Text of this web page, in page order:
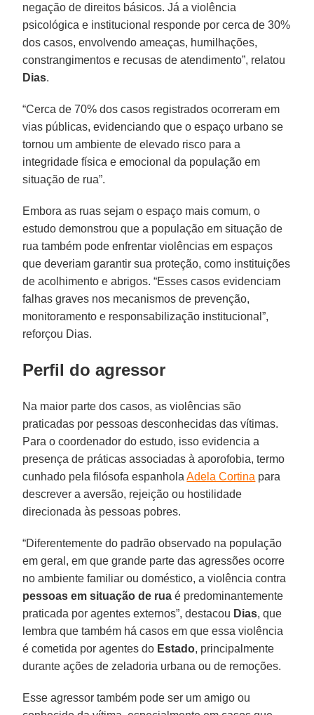
negação de direitos básicos. Já a violência
psicológica e institucional responde por cerca de 30%
dos casos, envolvendo ameaças, humilhações,
constrangimentos e recusas de atendimento”, relatou
Dias.
“Cerca de 70% dos casos registrados ocorreram em
vias públicas, evidenciando que o espaço urbano se
tornou um ambiente de elevado risco para a
integridade física e emocional da população em
situação de rua”.
Embora as ruas sejam o espaço mais comum, o
estudo demonstrou que a população em situação de
rua também pode enfrentar violências em espaços
que deveriam garantir sua proteção, como instituições
de acolhimento e abrigos. “Esses casos evidenciam
falhas graves nos mecanismos de prevenção,
monitoramento e responsabilização institucional”,
reforçou Dias.
Perfil do agressor
Na maior parte dos casos, as violências são
praticadas por pessoas desconhecidas das vítimas.
Para o coordenador do estudo, isso evidencia a
presença de práticas associadas à aporofobia, termo
cunhado pela filósofa espanholaAdela Cortina para
descrever a aversão, rejeição ou hostilidade
direcionada às pessoas pobres.
“Diferentemente do padrão observado na população
em geral, em que grande parte das agressões ocorre
no ambiente familiar ou doméstico, a violência contra
pessoas em situação de rua é predominantemente
praticada por agentes externos”, destacou Dias, que
lembra que também há casos em que essa violência
é cometida por agentes do Estado, principalmente
durante ações de zeladoria urbana ou de remoções.
Esse agressor também pode ser um amigo ou